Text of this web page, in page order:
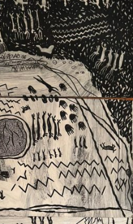
Mineducación.
Decreto 1297 del 30
de personería jurídica:
de 1949, Minjusticia.
calidad, 10 años:
del 2025.
Ext. 2626
Educación
Continua
Ext. 4795